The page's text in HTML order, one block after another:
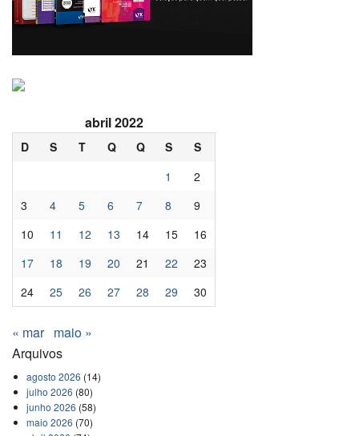
abril 2022
D S T Q Q S
S
1
2
3
4 5 6 7 8
9
10
11 12 13 14 15
16
17
18 19 20 21 22
23
24
25 26 27 28 29 30
« mar maio »
Arquivos
agosto 2026 (14)
julho 2026 (80)
junho 2026 (58)
maio 2026 (70)